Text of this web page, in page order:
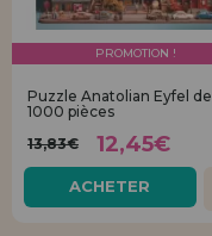
PROMOTION !
Puzzle Anatolian Eyfel de
1000 pièces
13,83€
12,45€
ACHETER